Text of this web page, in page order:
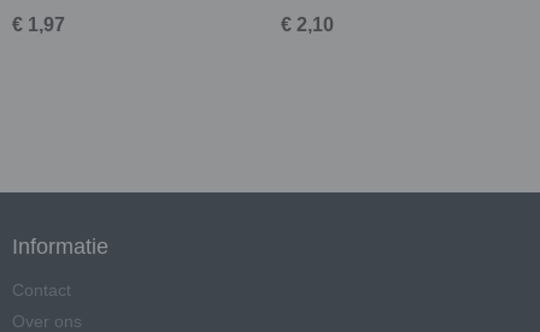
€ 1,97 € 2,10
Informatie
Contact
Over ons